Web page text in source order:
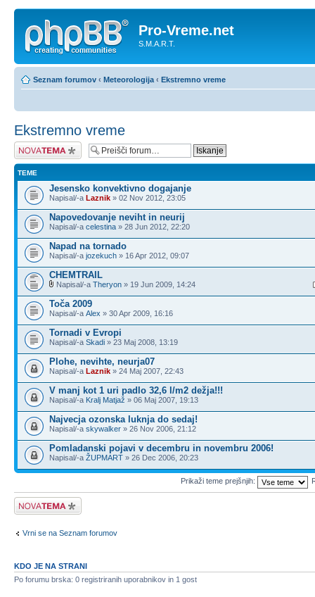
Pro-Vreme.net
S.M.A.R.T.
Seznam forumov ‹ Meteorologija ‹ Ekstremno vreme
Ekstremno vreme
Napiši novo temo
TEME
Jesensko konvektivno dogajanje
Napisal/-a Laznik » 02 Nov 2012, 23:05
Napovedovanje neviht in neurij
Napisal/-a celestina » 28 Jun 2012, 22:20
Napad na tornado
Napisal/-a jozekuch » 16 Apr 2012, 09:07
CHEMTRAIL
Napisal/-a Theryon » 19 Jun 2009, 14:24
Toča 2009
Napisal/-a Alex » 30 Apr 2009, 16:16
Tornadi v Evropi
Napisal/-a Skadi » 23 Maj 2008, 13:19
Plohe, nevihte, neurja07
Napisal/-a Laznik » 24 Maj 2007, 22:43
V manj kot 1 uri padlo 32,6 l/m2 dežja!!!
Napisal/-a Kralj Matjaž » 06 Maj 2007, 19:13
Najvecja ozonska luknja do sedaj!
Napisal/-a skywalker » 26 Nov 2006, 21:12
Pomladanski pojavi v decembru in novembru 2006!
Napisal/-a ŽUPMART » 26 Dec 2006, 20:23
Prikaži teme prejšnjih:
Napiši novo temo
Vrni se na Seznam forumov
KDO JE NA STRANI
Po forumu brska: 0 registriranih uporabnikov in 1 gost